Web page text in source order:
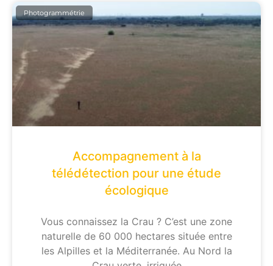
Photogrammétrie
Accompagnement à la
télédétection pour une étude
écologique
Vous connaissez la Crau ? C’est une zone
naturelle de 60 000 hectares située entre
les Alpilles et la Méditerranée. Au Nord la